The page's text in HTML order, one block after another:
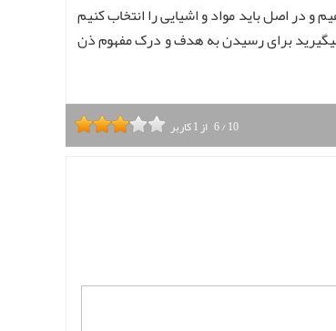
و در اصل باید مواد و اشیایی را انتخاب کنیم
برای رسیدن به هدف و درک مفهوم ذن
6/10 از1کاربر